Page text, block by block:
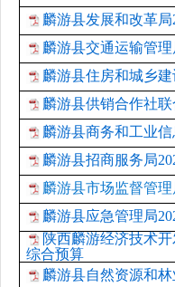
麟游县发展和改革
麟游县交通运输管
麟游县住房和城乡
麟游县供销合作社
麟游县商务和工业
麟游县招商服务局
麟游县市场监督管
麟游县应急管理局
陕西麟游经济技术
综合预算
麟游县自然资源和